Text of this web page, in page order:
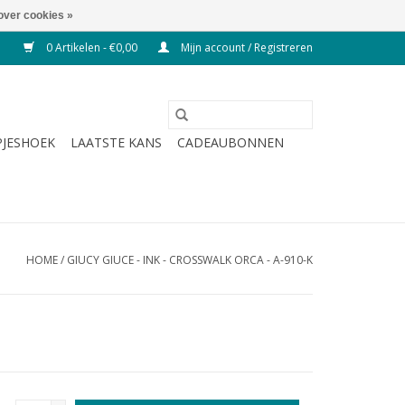
0 Artikelen - €0,00 Mijn account / Registreren
LAATSTE KANS
CADEAUBONNEN
HOME/ GIUCY GIUCE - INK - CROSSWALK ORCA - A-910-K
cookies »